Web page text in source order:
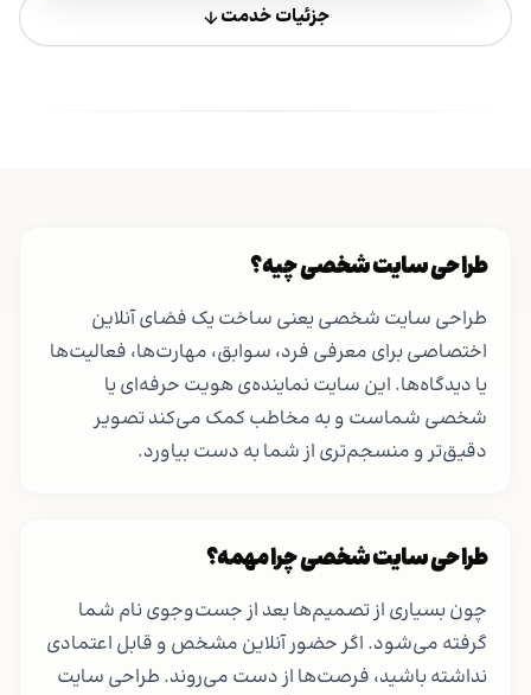
جزئیات خدمت
طراحی سایت شخصی چیه؟
طراحی سایت شخصی یعنی ساخت یک فضای آنلاین
اختصاصی برای معرفی فرد، سوابق، مهارت‌ها، فعالیت‌ها
یا دیدگاه‌ها. این سایت نماینده‌ی هویت حرفه‌ای یا
شخصی شماست و به مخاطب کمک می‌کند تصویر
دقیق‌تر و منسجم‌تری از شما به دست بیاورد.
طراحی سایت شخصی چرا مهمه؟
چون بسیاری از تصمیم‌ها بعد از جست‌وجوی نام شما
گرفته می‌شود. اگر حضور آنلاین مشخص و قابل اعتمادی
نداشته باشید، فرصت‌ها از دست می‌روند. طراحی سایت